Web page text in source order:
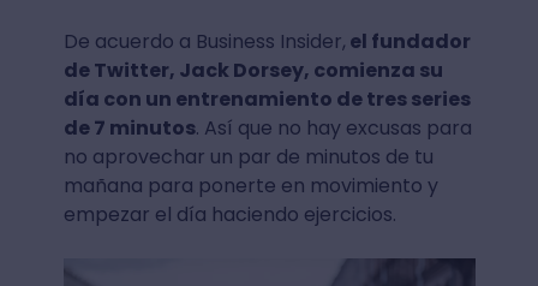
De acuerdo a Business Insider, el fundador
de Twitter, Jack Dorsey, comienza su
día con un entrenamiento de tres series
de 7 minutos. Así que no hay excusas para
no aprovechar un par de minutos de tu
mañana para ponerte en movimiento y
empezar el día haciendo ejercicios.